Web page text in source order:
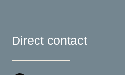
Direct contact